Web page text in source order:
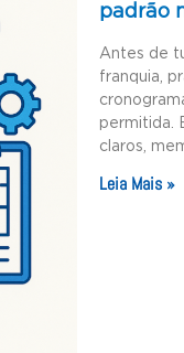
padrão
Antes de
franquia,
permitida.
claros,
Leia Mais »